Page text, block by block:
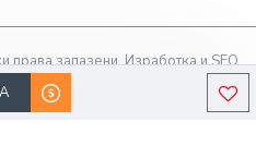
запазени. Изработка и SEO